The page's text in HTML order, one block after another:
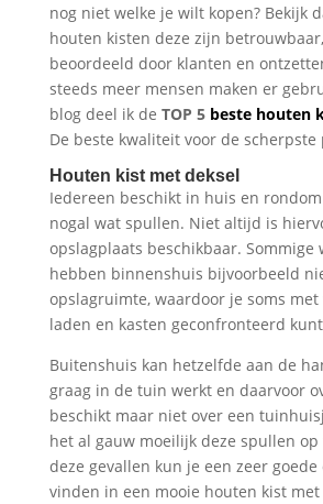
nog niet welke je wilt kopen? Bekijk
houten kisten deze zijn
beoordeeld door klanten en
steeds meer mensen maken er
blog deel ik de TOP 5 beste houten
De beste kwaliteit voor de scherpste
Houten kist met deksel
Iedereen beschikt in huis en
nogal wat spullen. Niet altijd is
opslagplaats beschikbaar. Sommige
hebben binnenshuis bijvoorbeeld
opslagruimte, waardoor je soms
laden en kasten geconfronteerd
Buitenshuis kan hetzelfde aan de
graag in de tuin werkt en daarvoor
beschikt maar niet over een
het al gauw moeilijk deze spullen
deze gevallen kun je een zeer goede
vinden in een mooie houten kist met